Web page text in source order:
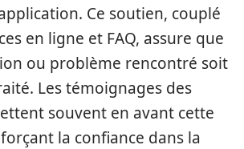
Ce soutien, couplé
en ligne et FAQ, assure que
ou problème rencontré soit
Les témoignages des
souvent en avant cette
la confiance dans la